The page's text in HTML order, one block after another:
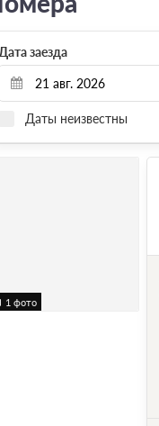
заезда
Даты неизвестны
1 фото